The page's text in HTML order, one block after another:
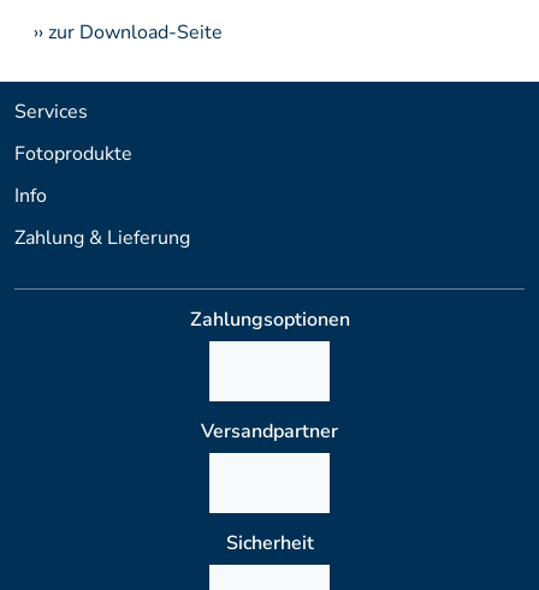
›› zur Download-Seite
Services
Fotoprodukte
Info
Zahlung & Lieferung
Zahlungsoptionen
Versandpartner
Sicherheit